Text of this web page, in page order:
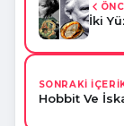
İki
SONRAKİ
Hobbit Ve